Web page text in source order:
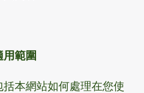
用範圍
本網站如何處理在您使